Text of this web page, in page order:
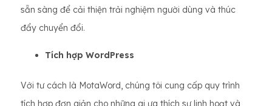
sẵn sàng để cải thiện trải nghiệm người dùng và thúc
đẩy chuyển đổi.
Tích hợp WordPress
Với tư cách là MotaWord, chúng tôi cung cấp quy trình
tích hợp đơn giản cho những ai ưa thích sự linh hoạt và